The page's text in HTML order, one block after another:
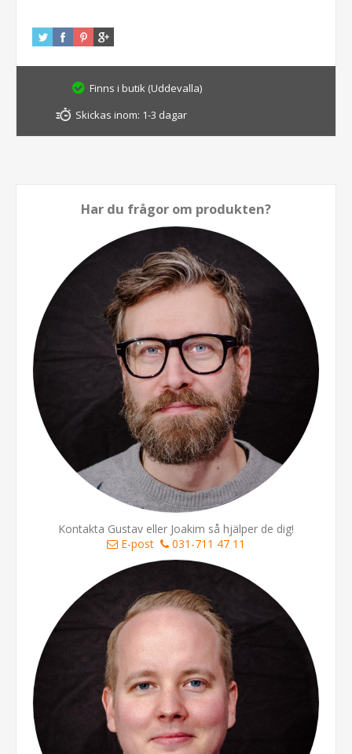
Finns i butik (Uddevalla)
Skickas inom: 1-3 dagar
Har du frågor om produkten?
Kontakta Gustav eller Joakim så hjälper de dig!
E-post
031-711 47 11